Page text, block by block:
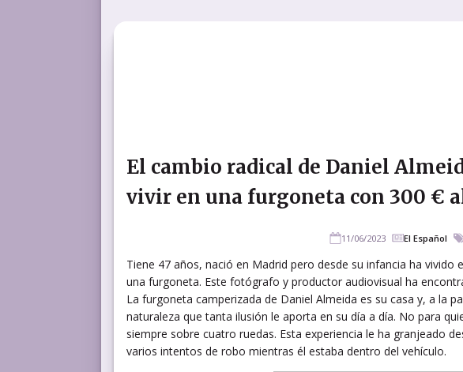
El cambio radical de Daniel
vivir en una furgoneta con 300 €
11/06/2023 El Español
Tiene 47 años, nació en Madrid pero desde su infancia ha vivido
una furgoneta. Este fotógrafo y productor audiovisual ha
La furgoneta camperizada de Daniel Almeida es su casa y, a la
naturaleza que tanta ilusión le aporta en su día a día. No para
siempre sobre cuatro ruedas. Esta experiencia le ha granjeado
varios intentos de robo mientras él estaba dentro del vehículo.